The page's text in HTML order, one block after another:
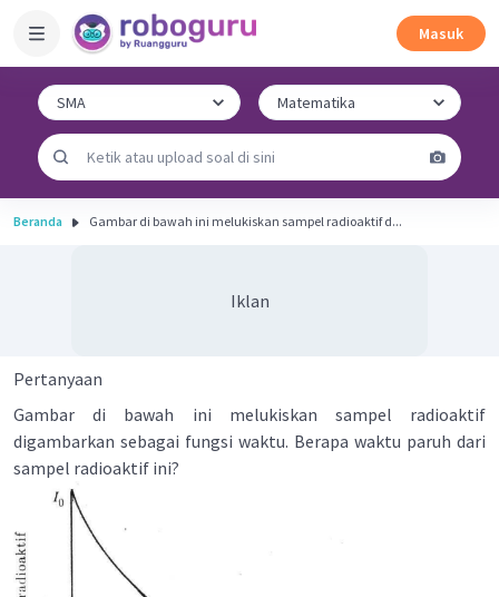
Masuk
Beranda Gambar di bawah ini melukiskan sampel radioaktif d...
Iklan
Pertanyaan
Gambar di bawah ini melukiskan sampel radioaktif
digambarkan sebagai fungsi waktu. Berapa waktu paruh dari
sampel radioaktif ini?